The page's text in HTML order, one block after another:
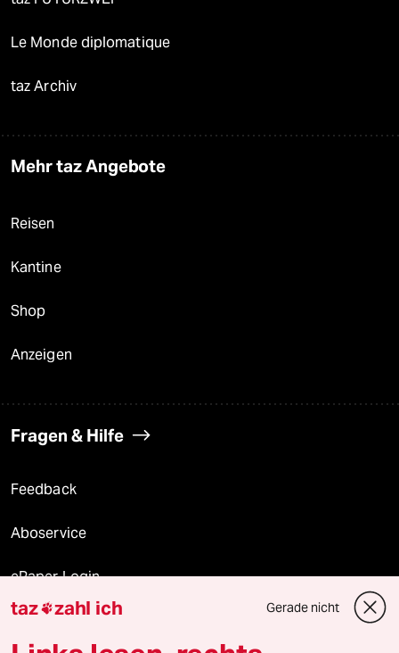
Le Monde diplomatique
taz Archiv
Mehr taz Angebote
Reisen
Kantine
Shop
Anzeigen
Fragen & Hilfe
Feedback
Aboservice
ePaper Login
Downloads für Abonnierende
taz zahl ich Gerade nicht